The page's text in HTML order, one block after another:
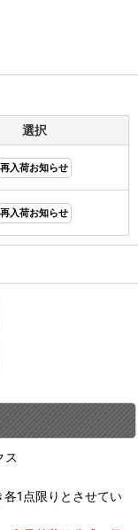
選択
再入荷お知らせ
再入荷お知らせ
ス
1点限りとさせてい